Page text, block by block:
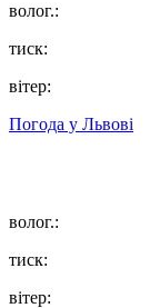
волог.:
тиск:
вітер:
Погода у Львові
волог.:
тиск:
вітер: